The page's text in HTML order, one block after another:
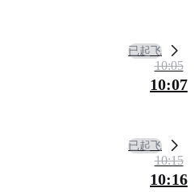
已起飞
10:05
10:07
已起飞
10:15
10:16